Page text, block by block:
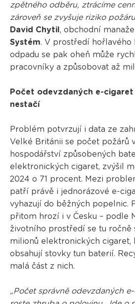
zpětného odběru, ztrácíme
zároveň se zvyšuje riziko
David Chytil , obchodní
Systém. V prostředí hořlavého
odpadu se pak oheň může
pracovníky a způsobovat až
Počet odevzdaných e-
nestačí
Problém potvrzují i data ze
Velké Británii se počet požárů
hospodářství způsobených
elektronických cigaret, zvýšil
2024 o 71 procent. Mezi
patří právě i jednorázové e-
vyhazují do běžných popelnic.
přitom hrozí i v Česku – podle
životního prostředí se tu
milionů elektronických cigaret,
obsahují stovky tun baterií.
malá část z nich.
„Počet správně odevzdaných